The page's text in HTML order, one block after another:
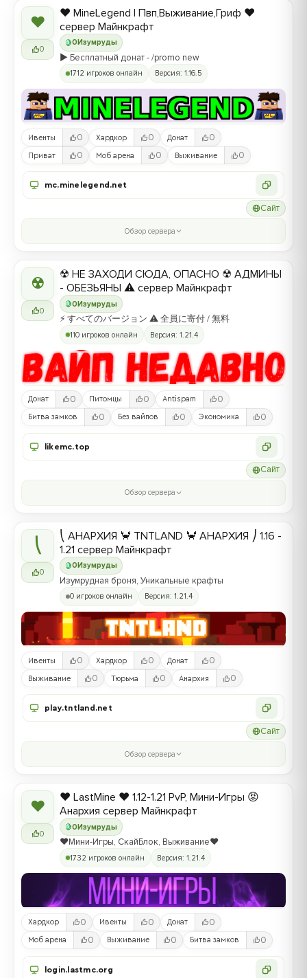
❤
0
0 Изумруды
❤️ MineLegend | Пвп,Выживание,Гриф ❤️
сервер Майнкрафт
▶️ Бесплатный донат - /promo new
1712 игроков онлайн Версия: 1.16.5
Ивенты 0 Хардкор 0 Донат 0
Приват 0 Моб арена 0 Выживание 0
mc.minelegend.net
Сайт
Обзор сервера
☢
0
0Изумруды
☢ НЕ ЗАХОДИ СЮДА, ОПАСНО ☢ АДМИНЫ
- ОБЕЗЬЯНЫ ⚠ сервер Майнкрафт
⚡ すべてのバージョン ⚠ 全員に寄付 / 無料
110 игроков онлайн Версия: 1.21.4
Донат 0 Питомцы 0 Antispam 0
Битва замков 0 Без вайпов 0 Экономика 0
likemc.top
Сайт
Обзор сервера
⎝
0
0 Изумруды
⎝ АНАРХИЯ 🦀 TNTLAND 🦀 АНАРХИЯ ⎠ 1.16 -
1.21 сервер Майнкрафт
Изумрудная броня, Уникальные крафты
0 игроков онлайн Версия: 1.21.4
Ивенты 0 Хардкор 0 Донат 0
Выживание 0 Тюрьма 0 Анархия 0
play.tntland.net
Сайт
Обзор сервера
❤
0
0Изумруды
❤️ LastMine ❤️ 1.12-1.21 PvP, Мини-Игры 😡
Анархия сервер Майнкрафт
❤️Мини-Игры, СкайБлок, Выживание❤️
1732 игроков онлайн Версия: 1.21.4
Хардкор 0 Ивенты 0 Донат 0
Моб арена 0 Выживание 0 Битва замков 0
login.lastmc.org